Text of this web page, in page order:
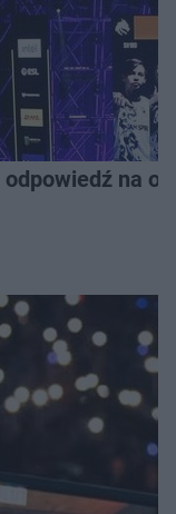
odpowiedź na